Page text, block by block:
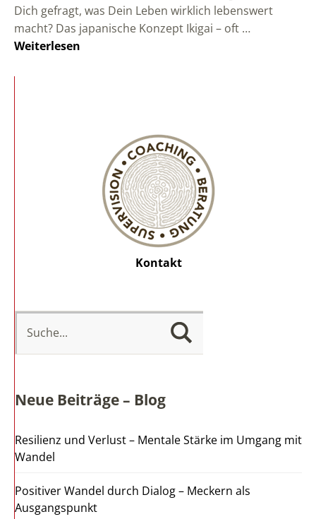
Dich gefragt, was Dein Leben wirklich lebenswert
macht? Das japanische Konzept Ikigai – oft …
Weiterlesen
Kontakt
Neue Beiträge – Blog
Resilienz und Verlust – Mentale Stärke im Umgang mit
Wandel
Positiver Wandel durch Dialog – Meckern als
Ausgangspunkt